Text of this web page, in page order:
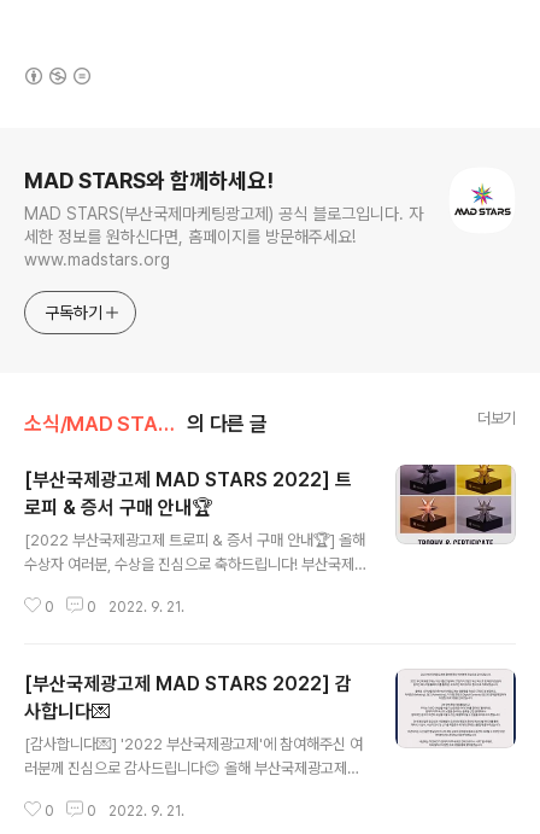
MAD STARS와 함께하세요!
MAD STARS(부산국제마케팅광고제) 공식 블로그입니다. 자
세한 정보를 원하신다면, 홈페이지를 방문해주세요!
www.madstars.org
구독하기
소식/MAD STARS 소식 의 다른 글 더보기
[부산국제광고제 MAD STARS 2022] 트
로피 & 증서 구매 안내🏆
[2022 부산국제광고제 트로피 & 증서 구매 안내🏆] 올해
수상자 여러분, 수상을 진심으로 축하드립니다! 부산국제
상하신 작품의 트로피와 증서를 구매하실 수 있습니다. ST
ARS 2022 Trophy & Certificate Purchase 🏆] W
e would like to congratulate you on your winnin
g entries this year! MAD STARS Web site (www.
adstars.org) > STORE Trophies and certificates
0 0 2022. 9. 21.
[부산국제광고제 MAD STARS 2022] 감
사합니다💌
[감사합니다💌] '2022 부산국제광고제'에 참여해주신 여
러분께 진심으로 감사드립니다😊 올해 부산국제광고제는
대 일원과 온라인 페스티벌 홈페이지를 통해 온·오프라인
0 0 2022. 9. 21.